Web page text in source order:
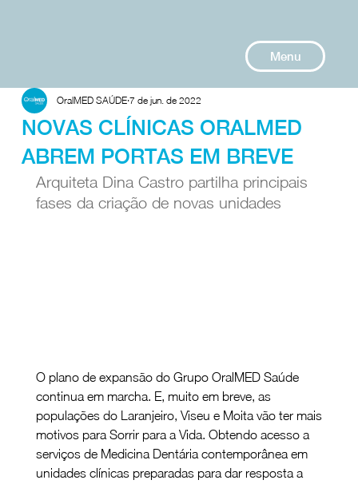
Menu
NOVAS CLÍNICAS ORALMED
ABREM PORTAS EM BREVE
OralMED SAÚDE 7 de jun. de 2022
Arquiteta Dina Castro partilha principais
fases da criação de novas unidades
O plano de expansão do Grupo OralMED Saúde
continua em marcha. E, muito em breve, as
populações do Laranjeiro, Viseu e Moita vão ter mais
motivos para Sorrir para a Vida. Obtendo acesso a
serviços de Medicina Dentária contemporânea em
unidades clínicas preparadas para dar resposta a